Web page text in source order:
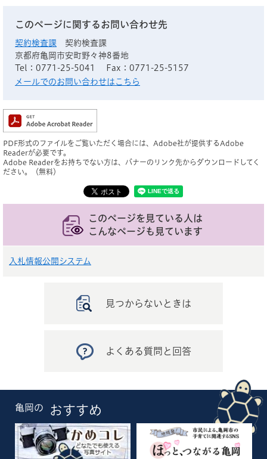
このページに関するお問い合わせ先
契約検査課
契約検査課
京都府亀岡市安町野々神8番地
Tel：0771-25-5041
Fax：0771-25-5157
メールでのお問い合わせはこちら
PDF形式のファイルをご覧いただく場合には、Adobe社が提供するAdobe
Readerが必要です。
Adobe Readerをお持ちでない方は、バナーのリンク先からダウンロードしてく
ださい。（無料）
このページを見ている人は
こんなページも見ています
入札情報公開システム
見つからないときは
よくある質問と回答
亀岡の おすすめ